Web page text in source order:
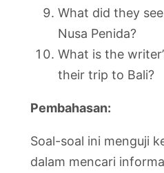
What did they
Nusa Penida?
What is the
their trip to Bali?
Pembahasan:
Soal-soal ini menguji
dalam mencari